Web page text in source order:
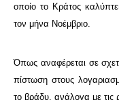
οποίο το Κράτος
τον μήνα Νοέμβριο.
Όπως αναφέρεται σε
πίστωση στους
το βράδυ, ανάλογα με τις